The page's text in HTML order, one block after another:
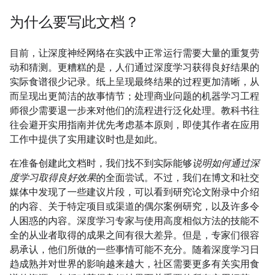
为什么要写此文档？
目前，让深度神经网络在实践中正常运行需要大量的重复劳
动和猜测。更糟糕的是，人们通过深度学习获得良好结果的
实际食谱很少记录。纸上呈现最终结果的过程更加清晰，从
而呈现出更简洁的故事情节；处理商业问题的机器学习工程
师很少需要退一步来对他们的流程进行泛化处理。教科书往
往会避开实用指南并优先考虑基本原则，即使其作者在应用
工作中提供了实用建议时也是如此。
在准备创建此文档时，我们找不到实际能够说明如何通过深
度学习取得良好效果的全面尝试。不过，我们在博文和社交
媒体中发现了一些建议片段，可以看到研究论文附录中介绍
的内容、关于特定项目或渠道的偶尔案例研究，以及许多令
人困惑的内容。深度学习专家与使用高度相似方法的技能不
全的从业者取得的成果之间有很大差异。但是，专家们很容
易承认，他们所做的一些事情可能不充分。随着深度学习日
趋成熟并对世界的影响越来越大，社区需要更多有关实用食